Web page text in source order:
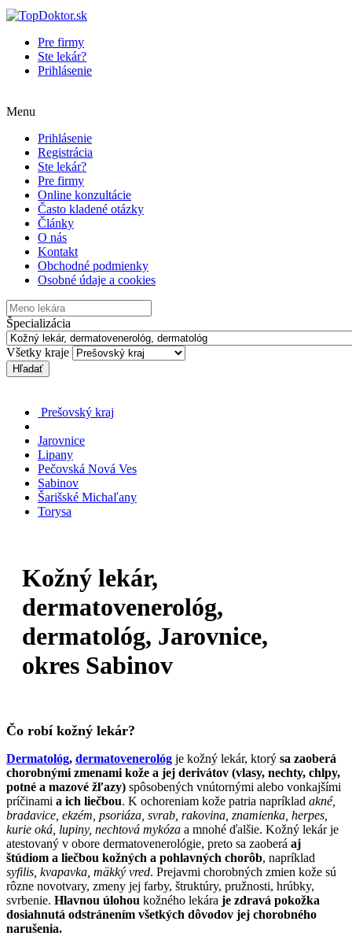
Pre firmy
Ste lekár?
Prihlásenie
Menu
Prihlásenie
Registrácia
Ste lekár?
Pre firmy
Online konzultácie
Často kladené otázky
Články
O nás
Kontakt
Obchodné podmienky
Osobné údaje a cookies
Špecializácia
Všetky kraje
Hľadať
Prešovský kraj
Jarovnice
Lipany
Pečovská Nová Ves
Sabinov
Šarišské Michaľany
Torysa
Kožný lekár,
dermatovenerológ,
dermatológ, Jarovnice,
okres Sabinov
Čo robí kožný lekár?
Dermatológ, dermatovenerológ je kožný lekár, ktorý sa zaoberá
chorobnými zmenami kože a jej derivátov (vlasy, nechty, chlpy,
potné a mazové žľazy) spôsobených vnútornými alebo vonkajšími
príčinami a ich liečbou. K ochoreniam kože patria napríklad akné,
bradavice, ekzém, psoriáza, svrab, rakovina, znamienka, herpes,
kurie oká, lupiny, nechtová mykóza a mnohé ďalšie. Kožný lekár je
atestovaný v obore dermatovenerológie, preto sa zaoberá aj
štúdiom a liečbou kožných a pohlavných chorôb, napríklad
syfilis, kvapavka, mäkký vred. Prejavmi chorobných zmien kože sú
rôzne novotvary, zmeny jej farby, štruktúry, pružnosti, hrúbky,
svrbenie. Hlavnou úlohou kožného lekára je zdravá pokožka
dosiahnutá odstránením všetkých dôvodov jej chorobného
narušenia.